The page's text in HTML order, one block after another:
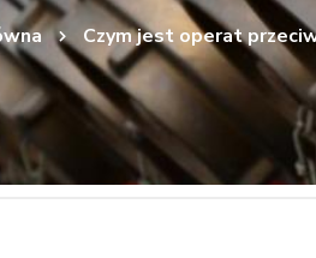
Czym jest operat